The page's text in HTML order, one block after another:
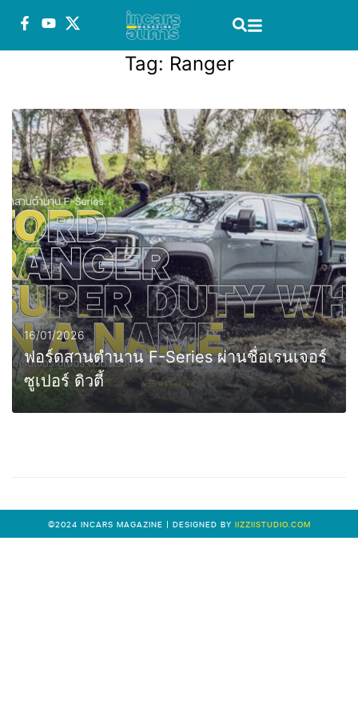
Tag: Ranger
16/01/2026
ฟอร์ดสานตำนาน F-Series ผ่านชื่อเรนเจอร์
ซูเปอร์ ดิวตี้
0
©2024 INCARS MAGAZINE | DESIGNED BY IIZZIISTUDIO.COM